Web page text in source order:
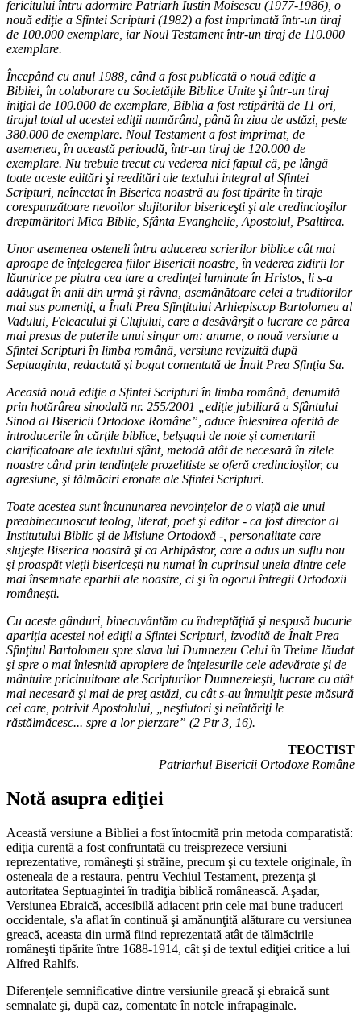
fericitului întru adormire Patriarh Iustin Moisescu (1977-1986), o
nouă ediţie a Sfintei Scripturi (1982) a fost imprimată într-un tiraj
de 100.000 exemplare, iar Noul Testament într-un tiraj de 110.000
exemplare.
Începând cu anul 1988, când a fost publicată o nouă ediţie a
Bibliei, în colaborare cu Societăţile Biblice Unite şi într-un tiraj
iniţial de 100.000 de exemplare, Biblia a fost retipărită de 11 ori,
tirajul total al acestei ediţii numărând, până în ziua de astăzi, peste
380.000 de exemplare. Noul Testament a fost imprimat, de
asemenea, în această perioadă, într-un tiraj de 120.000 de
exemplare. Nu trebuie trecut cu vederea nici faptul că, pe lângă
toate aceste editări şi reeditări ale textului integral al Sfintei
Scripturi, neîncetat în Biserica noastră au fost tipărite în tiraje
corespunzătoare nevoilor slujitorilor bisericeşti şi ale credincioşilor
dreptmăritori Mica Biblie, Sfânta Evanghelie, Apostolul, Psaltirea.
Unor asemenea osteneli întru aducerea scrierilor biblice cât mai
aproape de înţelegerea fiilor Bisericii noastre, în vederea zidirii lor
lăuntrice pe piatra cea tare a credinţei luminate în Hristos, li s-a
adăugat în anii din urmă şi râvna, asemănătoare celei a truditorilor
mai sus pomeniţi, a Înalt Prea Sfinţitului Arhiepiscop Bartolomeu al
Vadului, Feleacului şi Clujului, care a desăvârşit o lucrare ce părea
mai presus de puterile unui singur om: anume, o nouă versiune a
Sfintei Scripturi în limba română, versiune revizuită după
Septuaginta, redactată şi bogat comentată de Înalt Prea Sfinţia Sa.
Această nouă ediţie a Sfintei Scripturi în limba română, denumită
prin hotărârea sinodală nr. 255/2001 „ediţie jubiliară a Sfântului
Sinod al Bisericii Ortodoxe Române”, aduce înlesnirea oferită de
introducerile în cărţile biblice, belşugul de note şi comentarii
clarificatoare ale textului sfânt, metodă atât de necesară în zilele
noastre când prin tendinţele prozelitiste se oferă credincioşilor, cu
agresiune, şi tălmăciri eronate ale Sfintei Scripturi.
Toate acestea sunt încununarea nevoinţelor de o viaţă ale unui
preabinecunoscut teolog, literat, poet şi editor - ca fost director al
Institutului Biblic şi de Misiune Ortodoxă -, personalitate care
slujeşte Biserica noastră şi ca Arhipăstor, care a adus un suflu nou
şi proaspăt vieţii bisericeşti nu numai în cuprinsul uneia dintre cele
mai însemnate eparhii ale noastre, ci şi în ogorul întregii Ortodoxii
româneşti.
Cu aceste gânduri, binecuvântăm cu îndreptăţită şi nespusă bucurie
apariţia acestei noi ediţii a Sfintei Scripturi, izvodită de Înalt Prea
Sfinţitul Bartolomeu spre slava lui Dumnezeu Celui în Treime lăudat
şi spre o mai înlesnită apropiere de înţelesurile cele adevărate şi de
mântuire pricinuitoare ale Scripturilor Dumnezeieşti, lucrare cu atât
mai necesară şi mai de preţ astăzi, cu cât s-au înmulţit peste măsură
cei care, potrivit Apostolului, „neştiutori şi neîntăriţi le
răstălmăcesc... spre a lor pierzare” (2 Ptr 3, 16).
TEOCTIST
Patriarhul Bisericii Ortodoxe Române
Notă asupra ediţiei
Această versiune a Bibliei a fost întocmită prin metoda comparatistă:
ediţia curentă a fost confruntată cu treisprezece versiuni
reprezentative, româneşti şi străine, precum şi cu textele originale, în
osteneala de a restaura, pentru Vechiul Testament, prezenţa şi
autoritatea Septuagintei în tradiţia biblică românească. Aşadar,
Versiunea Ebraică, accesibilă adiacent prin cele mai bune traduceri
occidentale, s'a aflat în continuă şi amănunţită alăturare cu versiunea
greacă, aceasta din urmă fiind reprezentată atât de tălmăcirile
româneşti tipărite între 1688-1914, cât şi de textul ediţiei critice a lui
Alfred Rahlfs.
Diferenţele semnificative dintre versiunile greacă şi ebraică sunt
semnalate şi, după caz, comentate în notele infrapaginale.